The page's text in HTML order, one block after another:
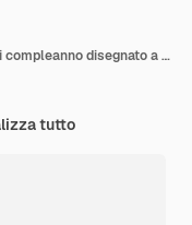
Pacchetto di post instagram festa di compleanno disegnato a mano
tutto